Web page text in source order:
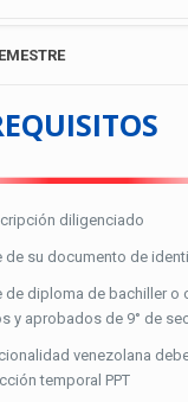
diligenciado
su documento de
diploma de bachiller o
y aprobados de 9° de
venezolana
temporal PPT